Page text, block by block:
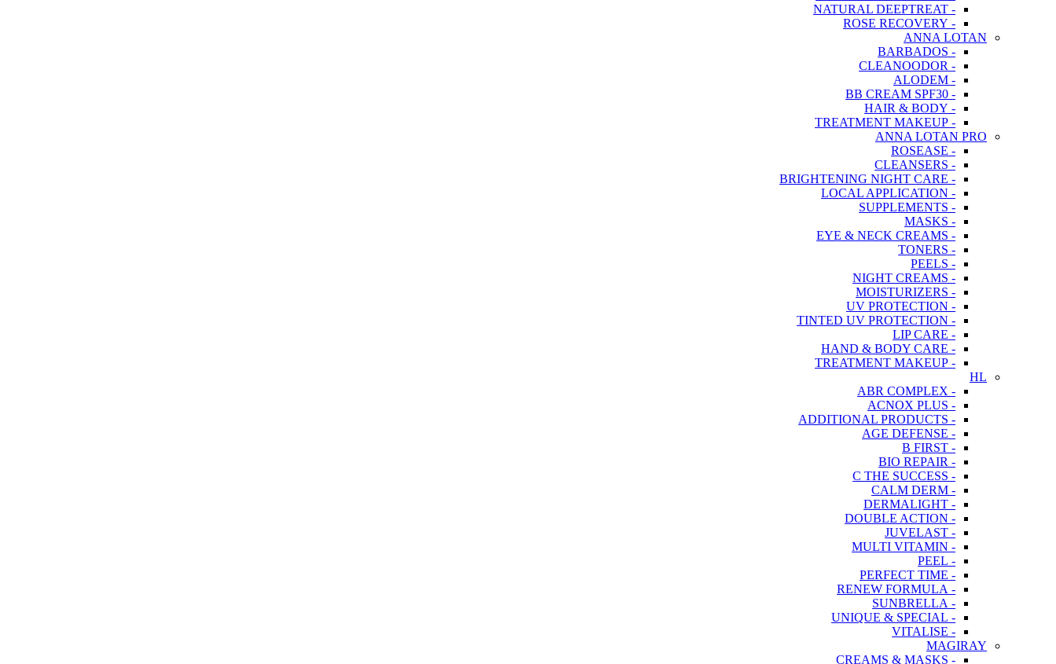
- NATURAL DEEPTREAT
- ROSE RECOVERY
ANNA LOTAN
- BARBADOS
- CLEANOODOR
- ALODEM
- BB CREAM SPF30
- HAIR & BODY
- TREATMENT MAKEUP
ANNA LOTAN PRO
- ROSEASE
- CLEANSERS
- BRIGHTENING NIGHT CARE
- LOCAL APPLICATION
- SUPPLEMENTS
- MASKS
- EYE & NECK CREAMS
- TONERS
- PEELS
- NIGHT CREAMS
- MOISTURIZERS
- UV PROTECTION
- TINTED UV PROTECTION
- LIP CARE
- HAND & BODY CARE
- TREATMENT MAKEUP
HL
- ABR COMPLEX
- ACNOX PLUS
- ADDITIONAL PRODUCTS
- AGE DEFENSE
- B FIRST
- BIO REPAIR
- C THE SUCCESS
- CALM DERM
- DERMALIGHT
- DOUBLE ACTION
- JUVELAST
- MULTI VITAMIN
- PEEL
- PERFECT TIME
- RENEW FORMULA
- SUNBRELLA
- UNIQUE & SPECIAL
- VITALISE
MAGIRAY
- CREAMS & MASKS